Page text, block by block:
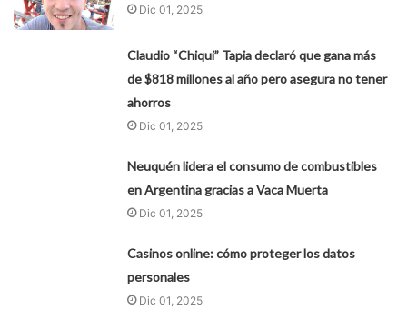
Dic 01, 2025
Claudio “Chiqui” Tapia declaró que gana más
de $818 millones al año pero asegura no tener
ahorros
Dic 01, 2025
Neuquén lidera el consumo de combustibles
en Argentina gracias a Vaca Muerta
Dic 01, 2025
Casinos online: cómo proteger los datos
personales
Dic 01, 2025